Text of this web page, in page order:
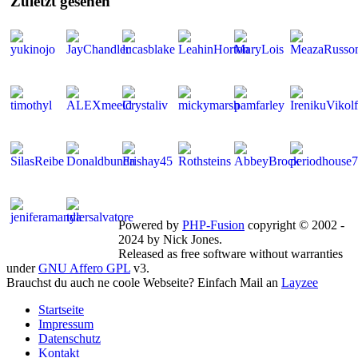
Powered by PHP-Fusion copyright © 2002 -
2024 by Nick Jones.
Released as free software without warranties
underGNU Affero GPL v3.
Brauchst du auch ne coole Webseite? Einfach Mail an Layzee
Startseite
Impressum
Datenschutz
Kontakt